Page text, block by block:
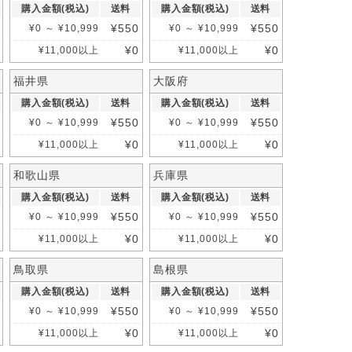
購入金額(税込)
送料
¥0 ～ ¥10,999 ¥550
¥11,000 以上 ¥0
購入金額(税込)
送料
¥0 ～ ¥10,999 ¥550
¥11,000 以上 ¥0
福井県
購入金額(税込)
送料
¥0 ～ ¥10,999 ¥550
¥11,000 以上 ¥0
大阪府
購入金額(税込)
送料
¥0 ～ ¥10,999 ¥550
¥11,000 以上 ¥0
和歌山県
購入金額(税込)
送料
¥0 ～ ¥10,999 ¥550
¥11,000 以上 ¥0
兵庫県
購入金額(税込)
送料
¥0 ～ ¥10,999 ¥550
¥11,000 以上 ¥0
鳥取県
購入金額(税込)
送料
¥0 ～ ¥10,999 ¥550
¥11,000 以上 ¥0
島根県
購入金額(税込)
送料
¥0 ～ ¥10,999 ¥550
¥11,000 以上 ¥0